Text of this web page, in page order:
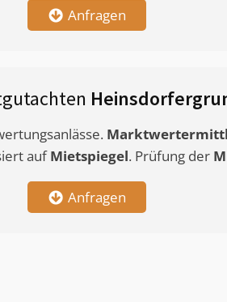
Anfragen
aufMietspiegel. Prüfung der
Anfragen